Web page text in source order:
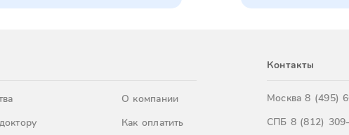
О компании
Как оплатить
Контакты
Москва8 (495)
СПБ 8 (812)